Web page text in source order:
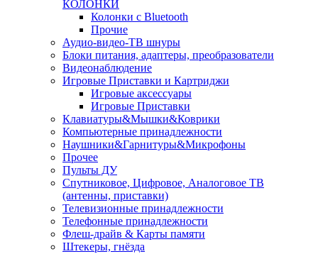
КОЛОНКИ
Колонки с Bluetooth
Прочие
Аудио-видео-ТВ шнуры
Блоки питания, адаптеры, преобразователи
Видеонаблюдение
Игровые Приставки и Картриджи
Игровые аксессуары
Игровые Приставки
Клавиатуры&Мышки&Коврики
Компьютерные принадлежности
Наушники&Гарнитуры&Микрофоны
Прочее
Пульты ДУ
Спутниковое, Цифровое, Аналоговое ТВ
(антенны, приставки)
Телевизионные принадлежности
Телефонные принадлежности
Флеш-драйв & Карты памяти
Штекеры, гнёзда